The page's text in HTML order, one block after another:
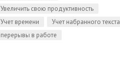
Увеличить свою продуктивность
Учет времени
Учет набранного текста
перерывы в работе